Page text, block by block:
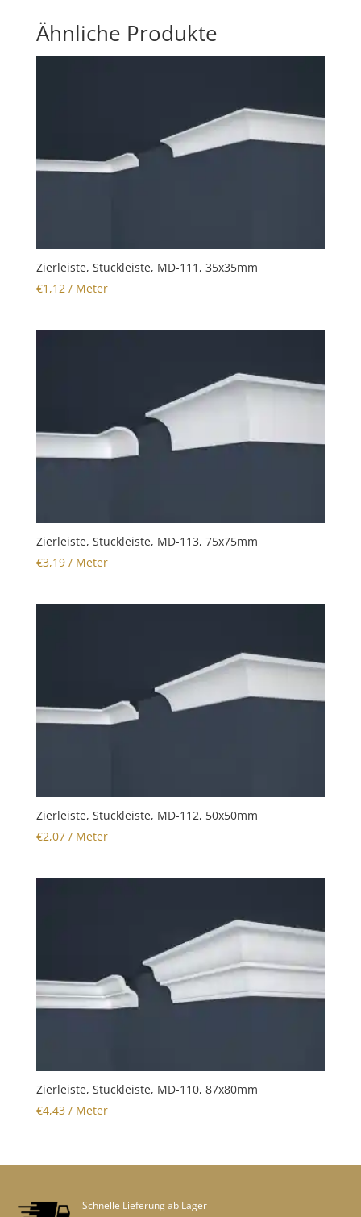
Ähnliche Produkte
Zierleiste, Stuckleiste, MD-111, 35x35mm
€1,12/ Meter
Zierleiste, Stuckleiste, MD-113, 75x75mm
€3,19/ Meter
Zierleiste, Stuckleiste, MD-112, 50x50mm
€2,07/ Meter
Zierleiste, Stuckleiste, MD-110, 87x80mm
€4,43 / Meter
Schnelle Lieferung ab Lager